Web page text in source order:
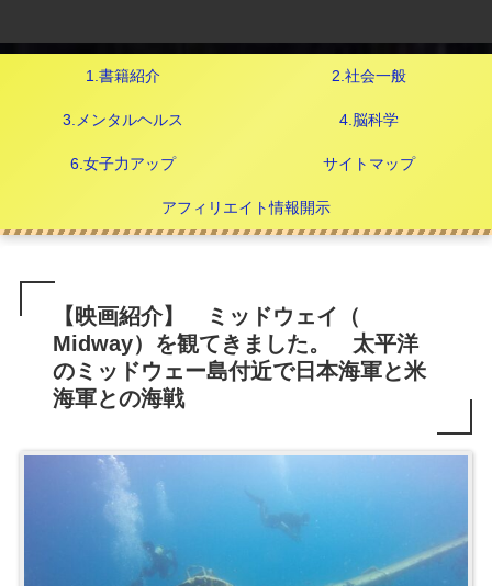
1.書籍紹介 2.社会一般
3.メンタルヘルス 4.脳科学
6.女子力アップ サイトマップ
アフィリエイト情報開示
【映画紹介】 ミッドウェイ（
Midway）を観てきました。 太平洋
のミッドウェー島付近で日本海軍と米
海軍との海戦